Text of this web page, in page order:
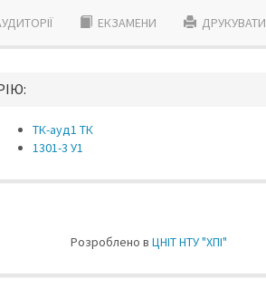
ЕКЗАМЕНИ ДРУКУВАТИ
ТК-ауд1 ТК
1301-3 У1
Розроблено в ЦНIТ НТУ "ХПI"